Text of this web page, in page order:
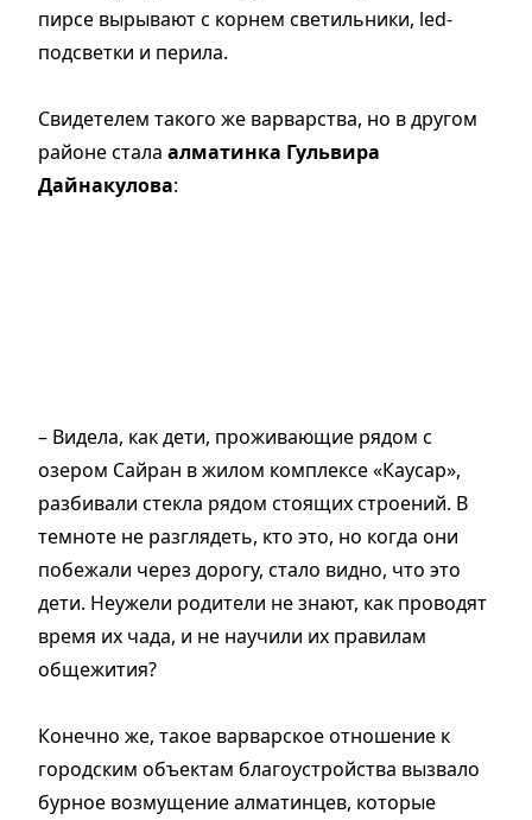
пирсе вырывают с корнем светильники, led-
подсветки и перила.
Свидетелем такого же варварства, но в другом
районе стала алматинка Гульвира
Дайнакулова:
– Видела, как дети, проживающие рядом с
озером Сайран в жилом комплексе «Каусар»,
разбивали стекла рядом стоящих строений. В
темноте не разглядеть, кто это, но когда они
побежали через дорогу, стало видно, что это
дети. Неужели родители не знают, как проводят
время их чада, и не научили их правилам
общежития?
Конечно же, такое варварское отношение к
городским объектам благоустройства вызвало
бурное возмущение алматинцев, которые